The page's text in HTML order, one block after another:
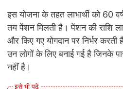
इस योजना के तहत लाभार्थी को 60
तय पेंशन मिलती है। पेंशन की राशि
और किए गए योगदान पर निर्भर
उन लोगों के लिए बनाई गई है जिनके
नहीं है।